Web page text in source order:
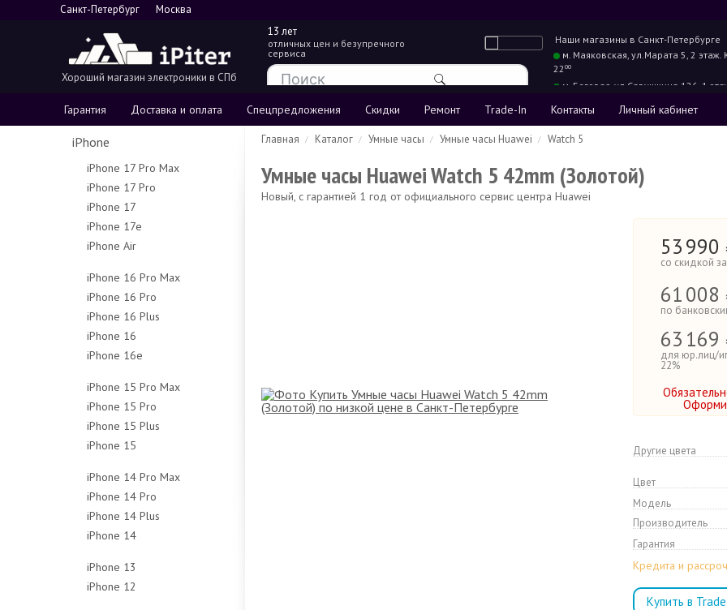
Санкт-Петербург Москва
Хороший магазин электроники в СПб
Наши магазины в Санкт-Петербурге
м. Маяковская, ул.Марата 5, 2 этаж.
2200
м. Беговая, ул.Савушкина 126, 1
13 лет
отличных цен и безупречного
сервиса
Гарантия Доставка и оплата Спецпредложения Скидки Ремонт Trade-In Контакты Личный кабинет
iPhone
iPhone 17 Pro Max
256Gb
512Gb
1Tb
2Tb
iPhone 17 Pro
256Gb
512Gb
1Tb
iPhone 17
256Gb
512Gb
iPhone 17e
256Gb
iPhone Air
iPhone 16 Pro Max
256Gb
512Gb
1Tb
Чехлы
iPhone 16 Pro
128Gb
256Gb
512Gb
Чехлы
iPhone 16 Plus
128Gb
256Gb
Чехлы
iPhone 16
128Gb
Чехлы
iPhone 16e
Чехлы
iPhone 15 Pro Max
256Gb
512Gb
1Tb
Чехлы
iPhone 15 Pro
128Gb
256Gb
Чехлы
iPhone 15 Plus
128Gb
Чехлы
iPhone 15
Чехлы
iPhone 14 Pro Max
128Gb
256Gb
512Gb
Чехлы
iPhone 14 Pro
128Gb
256Gb
iPhone 14 Plus
128Gb
iPhone 14
iPhone 13
128Gb
iPhone 12
Главная Каталог Умные часы Умные часы Huawei Watch 5
Умные часы Huawei Watch 5 42mm (Золотой)
Новый, с гарантией 1 год от официального сервис центра Huawei
53990
со скидкой
61008
по
63 169
для юр.лиц/
22%
Другие цвета
Цвет
Модель
Производитель
Гарантия
Кредита и
Купить в